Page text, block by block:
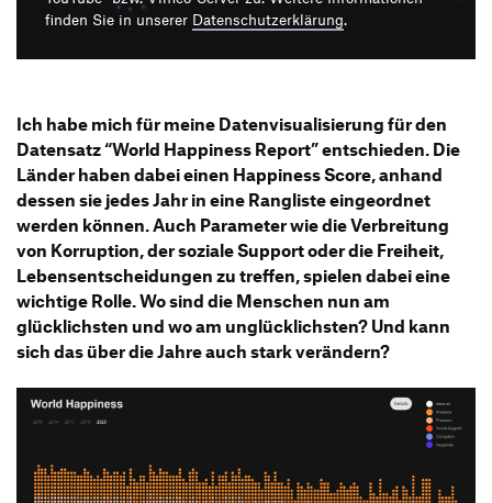
Transfer und Kooperation
Produktgestaltung B.A.
finden Sie in unserer Datenschutzerklärung.
Ich habe mich für meine Datenvisualisierung für den
Datensatz “World Happiness Report” entschieden. Die
Länder haben dabei einen Happiness Score, anhand
dessen sie jedes Jahr in eine Rangliste eingeordnet
werden können. Auch Parameter wie die Verbreitung
von Korruption, der soziale Support oder die Freiheit,
Lebensentscheidungen zu treffen, spielen dabei eine
wichtige Rolle. Wo sind die Menschen nun am
glücklichsten und wo am unglücklichsten? Und kann
sich das über die Jahre auch stark verändern?